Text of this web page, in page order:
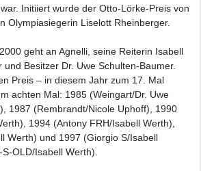
Initiiert wurde der Otto-Lörke-Preis von
Olympiasiegerin Liselott Rheinberger.
geht an Agnelli, seine Reiterin Isabell
und Besitzer Dr. Uwe Schulten-Baumer.
Preis – in diesem Jahr zum 17. Mal
achten Mal: 1985 (Weingart/Dr. Uwe
1987 (Rembrandt/Nicole Uphoff), 1990
1994 (Antony FRH/Isabell Werth),
Werth) und 1997 (Giorgio S/Isabell
OLD/Isabell Werth).